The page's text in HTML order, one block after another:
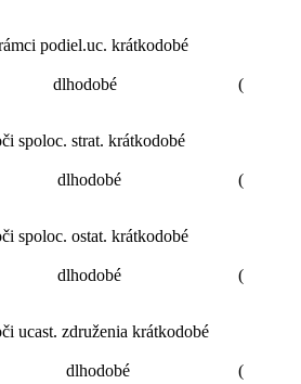
v rámci podiel.uc. krátkodobé
dlhodobé (
voči spoloc. strat. krátkodobé
dlhodobé (
voči spoloc. ostat. krátkodobé
dlhodobé (
ucast. združenia krátkodobé
dlhodobé (